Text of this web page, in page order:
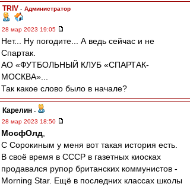
TRIV - Администратор
28 мар 2023 19:05
Нет... Ну погодите... А ведь сейчас и не
Спартак.
АО «ФУТБОЛЬНЫЙ КЛУБ «СПАРТАК-
МОСКВА»...
Так какое слово было в начале?
Карелин -
28 мар 2023 18:50
МосфОлд
С Сорокиным у меня вот такая история есть.
В своё время в СССР в газетных киосках
продавался рупор британских коммунистов -
Morning Star. Ещё в последних классах школы